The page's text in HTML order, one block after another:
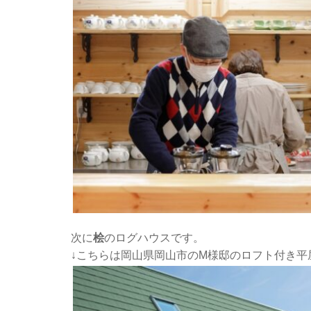
次に桧のログハウスです。
↓こちらは岡山県岡山市のM様邸のロフト付き平